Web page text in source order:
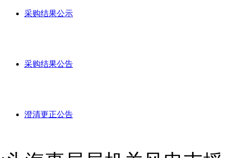
采购结果公示
采购结果公告
澄清更正公告